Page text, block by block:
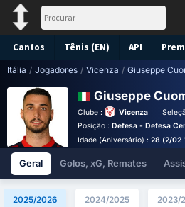
Cantos Tênis (EN) API
Itália / Jogadores / Vicenza / Giuseppe
Giuseppe
Clube : Vicenza
Posição : Defesa - Defesa
Idade (Aniversário) : 28 (2/02
Geral Golos, xG, Remates
2025/2026 2024/2025 2023/